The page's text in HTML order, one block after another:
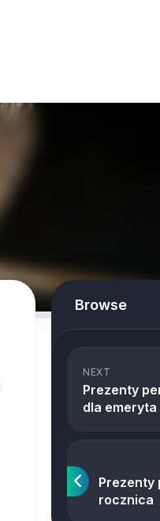
Browse
NEXT
Prezenty
dla emeryta
Prezenty
rocznica